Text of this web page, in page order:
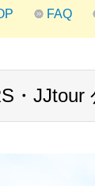
FAQ
・JJtour